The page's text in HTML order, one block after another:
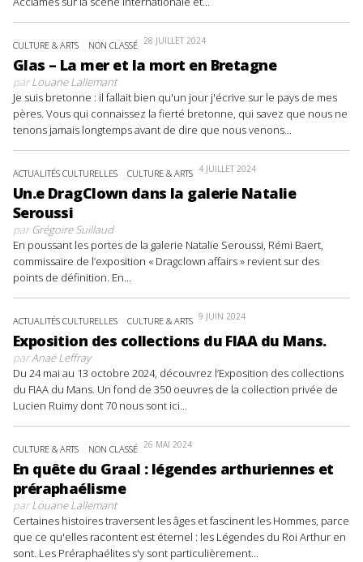
CULTURE & ARTS NON CLASSÉ 28 JUILLET 2024
Glas – La mer et la mort en Bretagne
parLouane Lallemant
Je suis bretonne : il fallait bien qu'un jour j'écrive sur le pays de mes
pères. Vous qui connaissez la fierté bretonne, qui savez que nous ne
tenons jamais longtemps avant de dire que nous venons...
ACTUALITÉS CULTURELLES CULTURE & ARTS 4 JUILLET 2024
Un.e DragClown dans la galerie Natalie
Seroussi
parGrégoire Suillaud
En poussant les portes de la galerie Natalie Seroussi, Rémi Baert,
commissaire de l’exposition « Dragclown affairs » revient sur des
points de définition. En...
ACTUALITÉS CULTURELLES CULTURE & ARTS 9 JUIN 2024
Exposition des collections du FIAA du Mans.
parAnaë Leffray
Du 24 mai au 13 octobre 2024, découvrez l’Exposition des collections
du FIAA du Mans. Un fond de 350 oeuvres de la collection privée de
Lucien Ruimy dont 70 nous sont ici...
CULTURE & ARTS NON CLASSÉ 26 MAI 2024
En quête du Graal : légendes arthuriennes et
préraphaélisme
parLouane Lallemant
Certaines histoires traversent les âges et fascinent les Hommes, parce
que ce qu'elles racontent est éternel : les Légendes du Roi Arthur en
sont. Les Préraphaélites s'y sont particulièrement...